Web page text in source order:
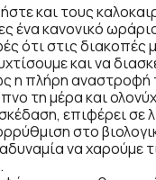
και τους
ένα κανονικό
ότι στις διακοπές
και να
η πλήρη αναστροφή
τη μέρα και
επιφέρει σε
στο
να χαρούμε